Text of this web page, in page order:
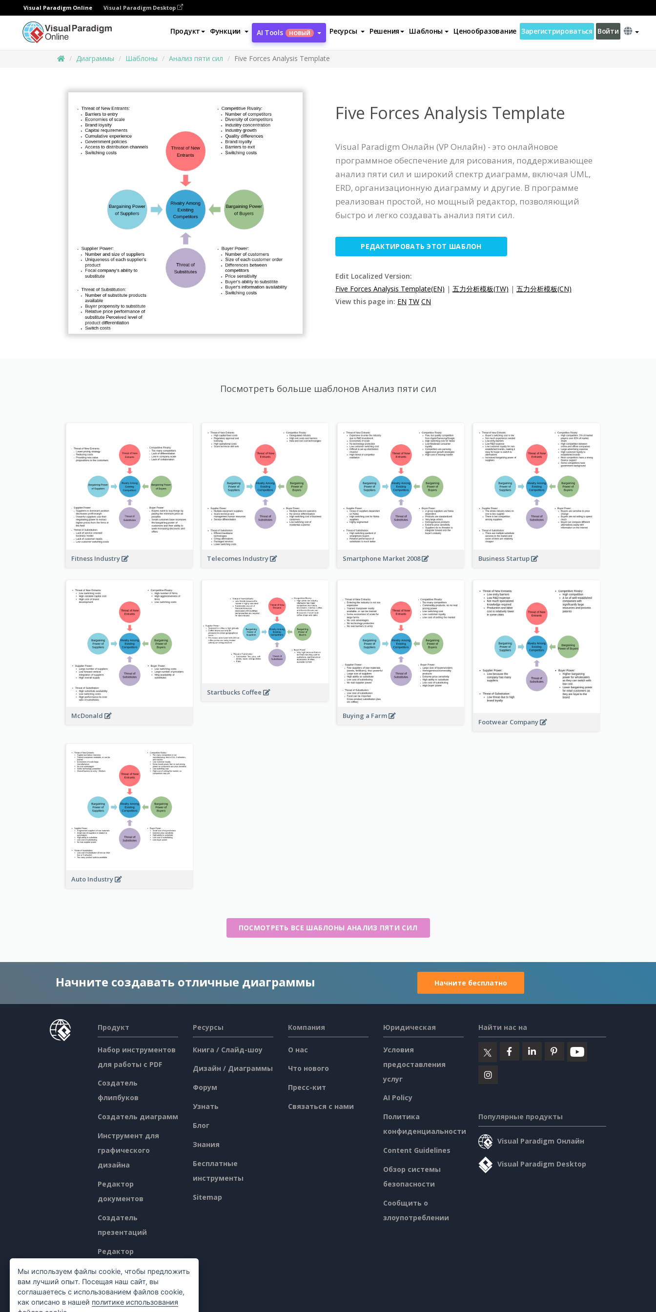
Visual Paradigm Online Visual Paradigm Desktop
Продукт Функции AI Tools НОВЫЙ Ресурсы Решения Шаблоны Ценообразование Зарегистрироваться Войти
Диаграммы Шаблоны Анализ пяти сил Five Forces Analysis Template
Five Forces Analysis Template
Visual Paradigm Онлайн (VP Онлайн) - это онлайновое
программное обеспечение для рисования, поддерживающее
анализ пяти сил и широкий спектр диаграмм, включая UML,
ERD, организационную диаграмму и другие. В программе
реализован простой, но мощный редактор, позволяющий
быстро и легко создавать анализ пяти сил.
РЕДАКТИРОВАТЬ ЭТОТ ШАБЛОН
Edit Localized Version:
Five Forces Analysis Template(EN) | 五力分析模板(TW) | 五力分析模板(CN)
View this page in: EN TW CN
Посмотреть больше шаблонов Анализ пяти сил
Fitness Industry Telecomes Industry Smartphone Market 2008 Business Startup
McDonald
Startbucks Coffee
Buying a Farm
Footwear Company
Auto Industry
ПОСМОТРЕТЬ ВСЕ ШАБЛОНЫ АНАЛИЗ ПЯТИ СИЛ
Начните создавать отличные диаграммы Начните бесплатно
Продукт
Набор инструментов
для работы с PDF
Создатель
флипбуков
Создатель диаграмм
Инструмент для
графического
дизайна
Редактор
документов
Создатель
презентаций
Редактор
Ценообразование
Ресурсы
Книга / Слайд-шоу
Дизайн / Диаграммы
Форум
Узнать
Блог
Знания
Бесплатные
инструменты
Sitemap
Компания
О нас
Что нового
Пресс-кит
Связаться с нами
Юридическая
Условия
предоставления
услуг
AI Policy
Политика
конфиденциальности
Content Guidelines
Обзор системы
безопасности
Сообщить о
злоупотреблении
Найти нас на
Популярные продукты
Visual Paradigm Онлайн
Visual Paradigm Desktop
Мы используем файлы cookie, чтобы предложить
вам лучший опыт. Посещая наш сайт, вы
соглашаетесь с использованием файлов cookie,
как описано в нашей политике использования